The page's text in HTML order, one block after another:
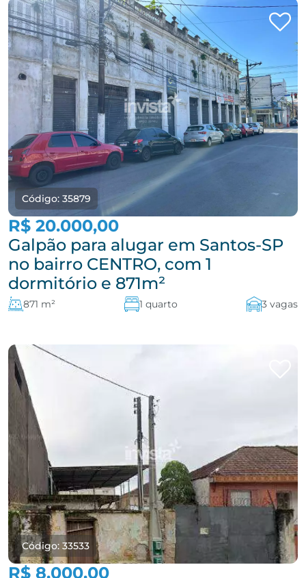
Código: 35879
R$ 20.000,00
Galpão para alugar em Santos-SP
no bairro CENTRO, com 1
dormitório e 871m²
871 m² 1 quarto 3 vagas
Código: 33533
R$ 8.000,00